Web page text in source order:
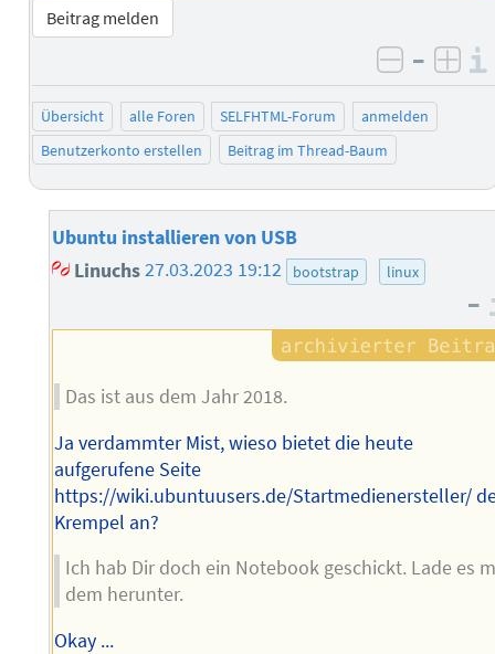
Beitrag melden
negativ
–
Übersicht alle Foren SELFHTML-Forum
anmelden
Benutzerkonto erstellen
Beitrag im Thread-Baum
Ubuntu installieren von USB
Linuchs27.03.2023 19:12 bootstrap linux
–
Das ist aus dem Jahr 2018.
Ja verdammter Mist, wieso bietet die heute
aufgerufene Seite
https://wiki.ubuntuusers.de/Startmedienersteller/
Krempel an?
Ich hab Dir doch ein Notebook geschickt. Lade es
dem herunter.
Okay ...